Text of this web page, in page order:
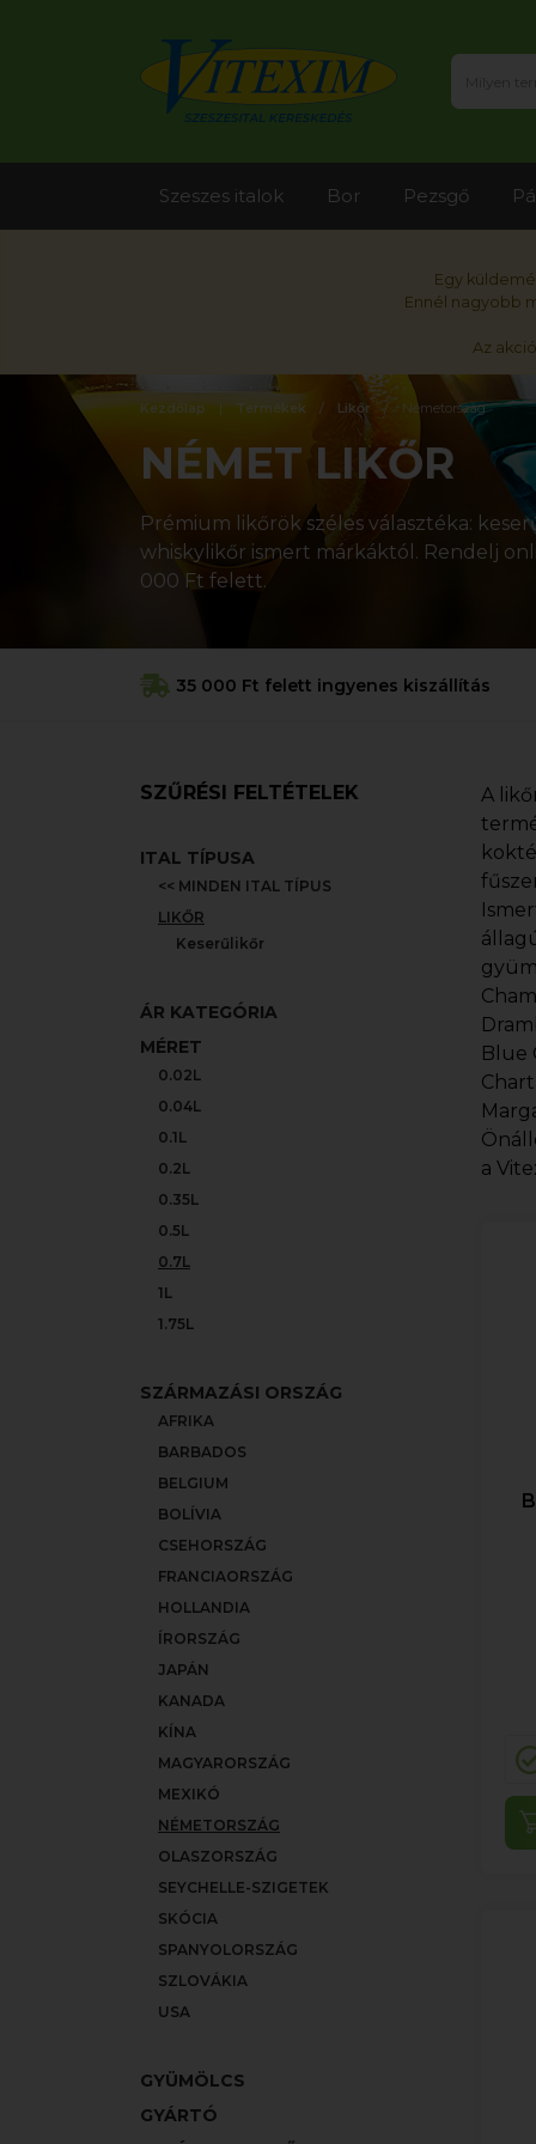
Egy
Ennél nagyobb
Az
Szeszes italok Bor Pezsgő
Kezdőlap Termékek Likőr Németország
NÉMET LIKŐR
Prémium likőrök széles választéka:
whiskylikőr ismert márkáktól. Rendelj
000 Ft felett.
35 000 Ft felett ingyenes kiszállítás
SZŰRÉSI FELTÉTELEK
ITAL TÍPUSA
<< MINDEN ITAL TÍPUS
LIKŐR
Keserűlikőr
ÁR KATEGÓRIA
MÉRET
0.02L
0.04L
0.1L
0.2L
0.35L
0.5L
0.7L
1L
1.75L
SZÁRMAZÁSI ORSZÁG
AFRIKA
BARBADOS
BELGIUM
BOLÍVIA
CSEHORSZÁG
FRANCIAORSZÁG
HOLLANDIA
ÍRORSZÁG
JAPÁN
KANADA
KÍNA
MAGYARORSZÁG
MEXIKÓ
NÉMETORSZÁG
OLASZORSZÁG
SEYCHELLE-SZIGETEK
SKÓCIA
SPANYOLORSZÁG
SZLOVÁKIA
USA
GYÜMÖLCS
GYÁRTÓ
A
Blue
a